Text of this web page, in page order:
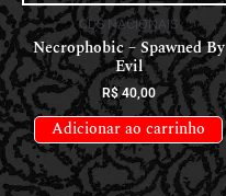
CDS NACIONAIS
Necrophobic – Spawned By
Evil
R$40,00
Adicionar ao carrinho